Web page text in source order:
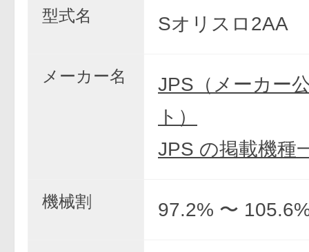
型式名 Sオリスロ2AA
メーカー名
JPS（メーカー
ト）
JPS の掲載機種
機械割 97.2% 〜